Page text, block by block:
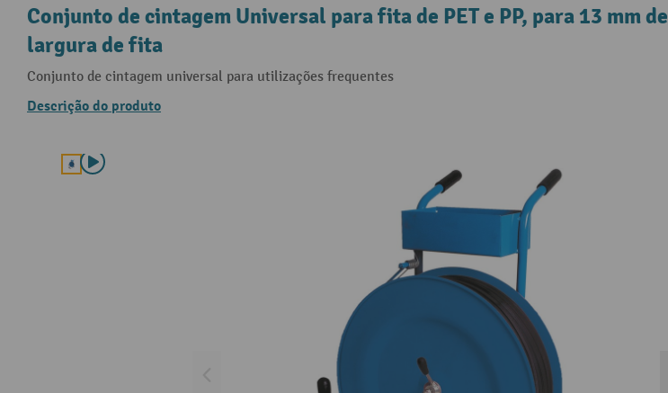
Conjunto de cintagem Universal para fita de PET e PP, para 13 mm de
largura de fita
Conjunto de cintagem universal para utilizações frequentes
Descrição do produto